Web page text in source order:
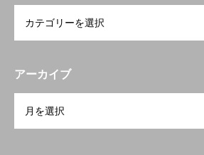
アーカイブ